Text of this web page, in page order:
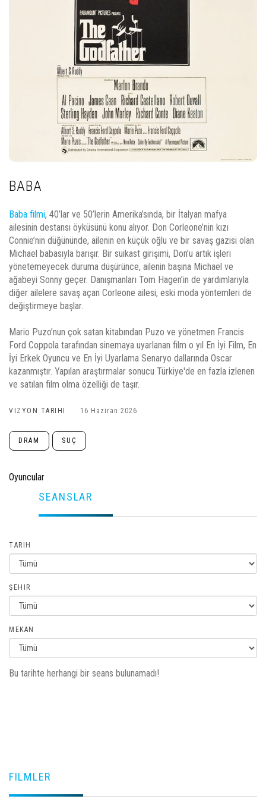
BABA
Baba filmi, 40’lar ve 50’lerin Amerika’sında, bir İtalyan mafya
ailesinin destansı öyküsünü konu alıyor. Don Corleone’nin kızı
Connie’nin düğününde, ailenin en küçük oğlu ve bir savaş gazisi olan
Michael babasıyla barışır. Bir suikast girişimi, Don’u artık işleri
yönetemeyecek duruma düşürünce, ailenin başına Michael ve
ağabeyi Sonny geçer. Danışmanları Tom Hagen’in de yardımlarıyla
diğer ailelere savaş açan Corleone ailesi, eski moda yöntemleri de
değiştirmeye başlar.
Mario Puzo’nun çok satan kitabından Puzo ve yönetmen Francis
Ford Coppola tarafından sinemaya uyarlanan film o yıl En İyi Film, En
İyi Erkek Oyuncu ve En İyi Uyarlama Senaryo dallarında Oscar
kazanmıştır. Yapılan araştırmalar sonucu Türkiye'de en fazla izlenen
ve satılan film olma özelliği de taşır.
VIZYON TARIHI 16 Haziran 2026
DRAM SUÇ
Oyuncular
SEANSLAR
TARIH
ŞEHIR
MEKAN
Bu tarihte herhangi bir seans bulunamadı!
FILMLER